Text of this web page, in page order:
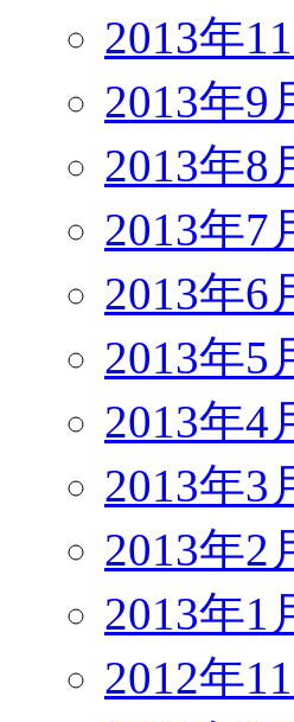
2013年
2013年9
2013年8
2013年7
2013年6
2013年5
2013年4
2013年3
2013年2
2013年1
2012年